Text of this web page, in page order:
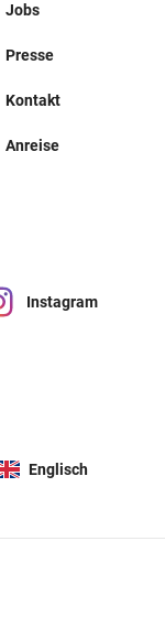
Jobs
Presse
Kontakt
Anreise
Instagram
Englisch